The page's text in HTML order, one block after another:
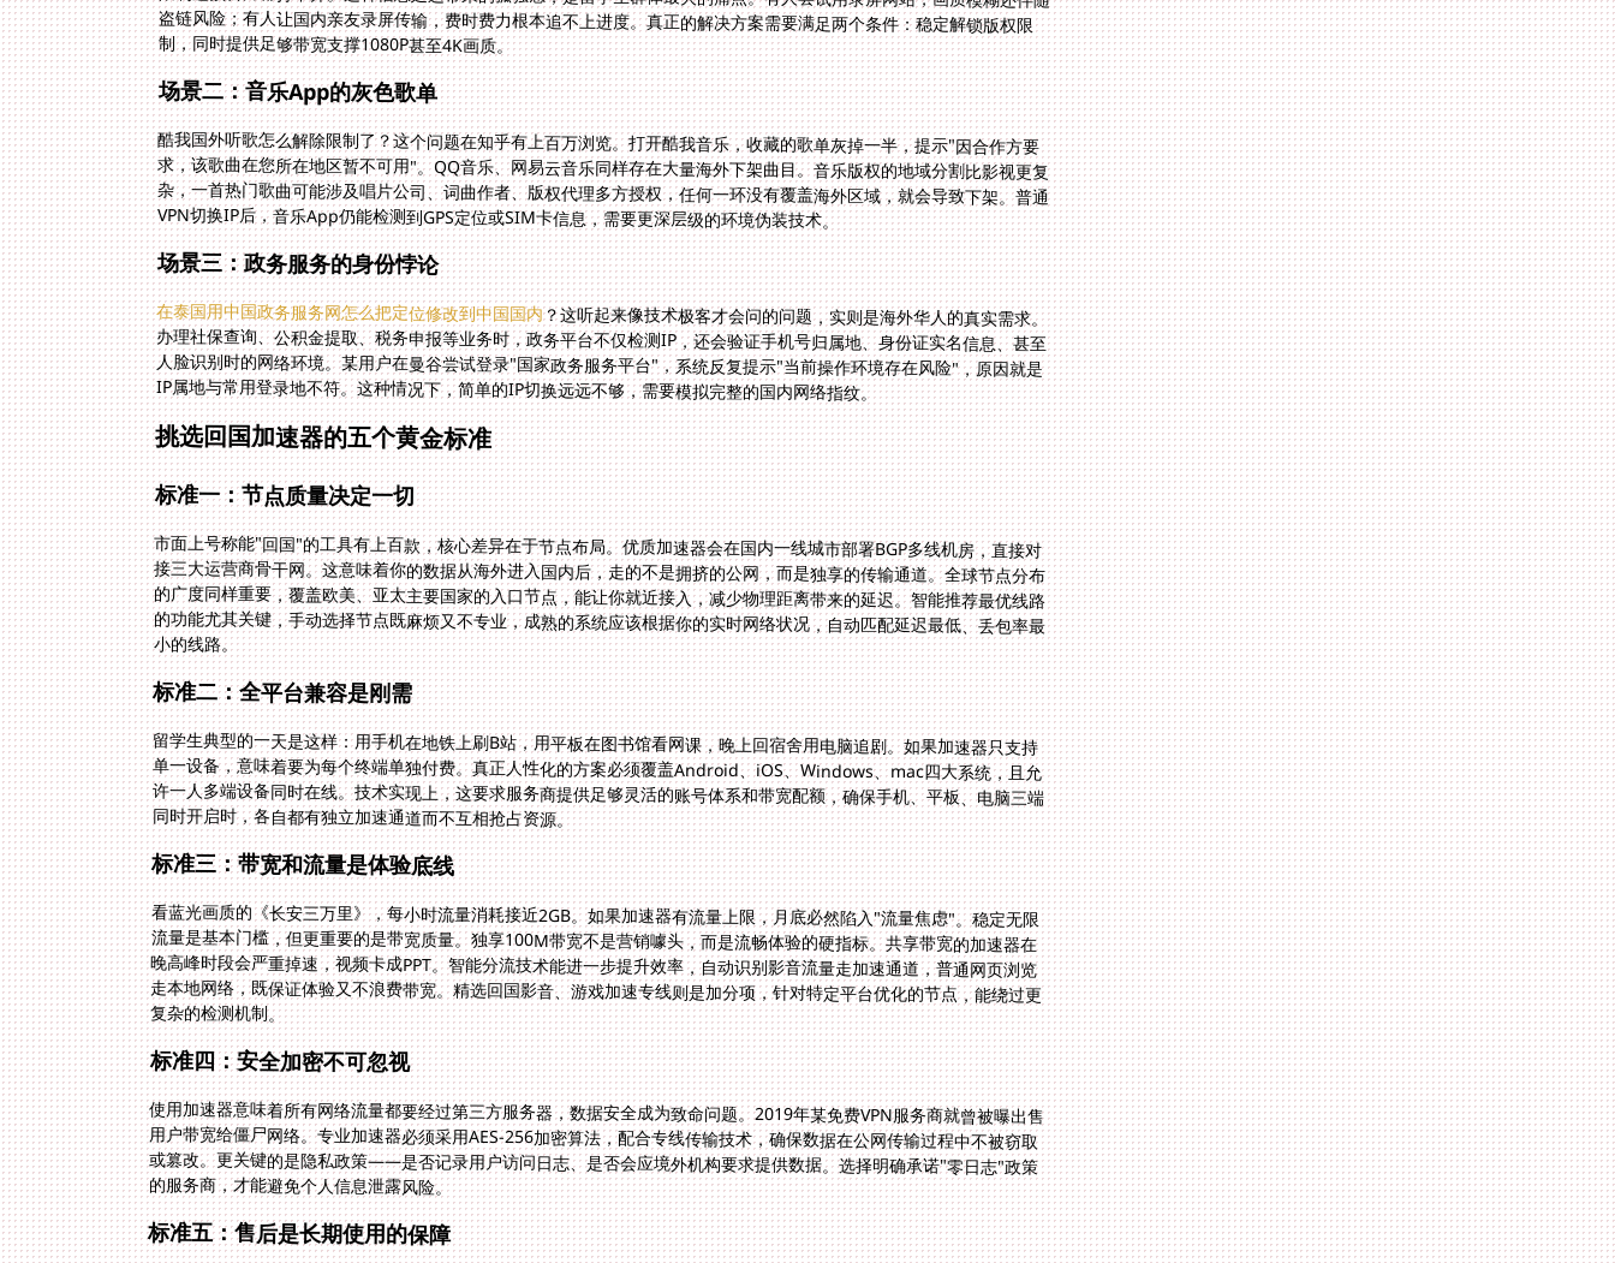
制，同时提供足够带宽支撑1080P甚至4K画质。
场景二：音乐App的灰色歌单
酷我国外听歌怎么解除限制了？这个问题在知乎有上百万浏览。打开酷我音乐，收藏的歌单灰掉一半，提示"因合作方要
求，该歌曲在您所在地区暂不可用"。QQ音乐、网易云音乐同样存在大量海外下架曲目。音乐版权的地域分割比影视更复
杂，一首热门歌曲可能涉及唱片公司、词曲作者、版权代理多方授权，任何一环没有覆盖海外区域，就会导致下架。普通
VPN切换IP后，音乐App仍能检测到GPS定位或SIM卡信息，需要更深层级的环境伪装技术。
场景三：政务服务的身份悖论
在泰国用中国政务服务网怎么把定位修改到中国国内？这听起来像技术极客才会问的问题，实则是海外华人的真实需求。
办理社保查询、公积金提取、税务申报等业务时，政务平台不仅检测IP，还会验证手机号归属地、身份证实名信息、甚至
人脸识别时的网络环境。某用户在曼谷尝试登录"国家政务服务平台"，系统反复提示"当前操作环境存在风险"，原因就是
IP属地与常用登录地不符。这种情况下，简单的IP切换远远不够，需要模拟完整的国内网络指纹。
挑选回国加速器的五个黄金标准
标准一：节点质量决定一切
市面上号称能"回国"的工具有上百款，核心差异在于节点布局。优质加速器会在国内一线城市部署BGP多线机房，直接对
接三大运营商骨干网。这意味着你的数据从海外进入国内后，走的不是拥挤的公网，而是独享的传输通道。全球节点分布
的广度同样重要，覆盖欧美、亚太主要国家的入口节点，能让你就近接入，减少物理距离带来的延迟。智能推荐最优线路
的功能尤其关键，手动选择节点既麻烦又不专业，成熟的系统应该根据你的实时网络状况，自动匹配延迟最低、丢包率最
小的线路。
标准二：全平台兼容是刚需
留学生典型的一天是这样：用手机在地铁上刷B站，用平板在图书馆看网课，晚上回宿舍用电脑追剧。如果加速器只支持
单一设备，意味着要为每个终端单独付费。真正人性化的方案必须覆盖Android、iOS、Windows、mac四大系统，且允
许一人多端设备同时在线。技术实现上，这要求服务商提供足够灵活的账号体系和带宽配额，确保手机、平板、电脑三端
同时开启时，各自都有独立加速通道而不互相抢占资源。
标准三：带宽和流量是体验底线
看蓝光画质的《长安三万里》，每小时流量消耗接近2GB。如果加速器有流量上限，月底必然陷入"流量焦虑"。稳定无限
流量是基本门槛，但更重要的是带宽质量。独享100M带宽不是营销噱头，而是流畅体验的硬指标。共享带宽的加速器在
晚高峰时段会严重掉速，视频卡成PPT。智能分流技术能进一步提升效率，自动识别影音流量走加速通道，普通网页浏览
走本地网络，既保证体验又不浪费带宽。精选回国影音、游戏加速专线则是加分项，针对特定平台优化的节点，能绕过更
复杂的检测机制。
标准四：安全加密不可忽视
使用加速器意味着所有网络流量都要经过第三方服务器，数据安全成为致命问题。2019年某免费VPN服务商就曾被曝出售
用户带宽给僵尸网络。专业加速器必须采用AES-256加密算法，配合专线传输技术，确保数据在公网传输过程中不被窃取
或篡改。更关键的是隐私政策——是否记录用户访问日志、是否会应境外机构要求提供数据。选择明确承诺"零日志"政策
的服务商，才能避免个人信息泄露风险。
标准五：售后是长期使用的保障